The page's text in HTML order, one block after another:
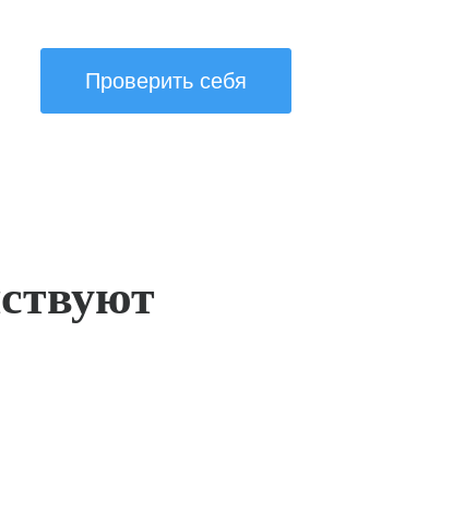
Проверить себя